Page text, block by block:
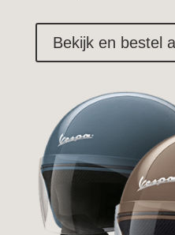
Bekijk en bestel